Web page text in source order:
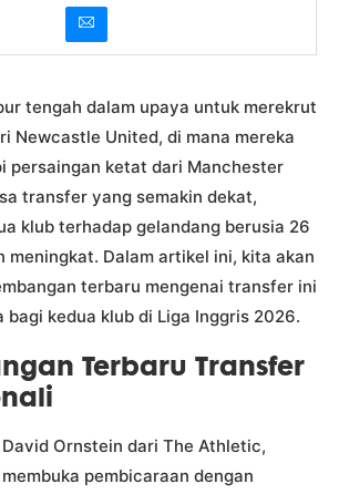
tengah dalam upaya untuk merekrut
Newcastle United, di mana mereka
persaingan ketat dari Manchester
transfer yang semakin dekat,
klub terhadap gelandang berusia 26
meningkat. Dalam artikel ini, kita akan
terbaru mengenai transfer ini
bagi kedua klub di Liga Inggris 2026.
Terbaru Transfer
Ornstein dari The Athletic,
pembicaraan dengan